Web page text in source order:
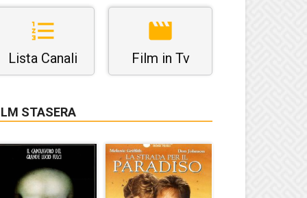
Lista Canali Film in Tv
STASERA